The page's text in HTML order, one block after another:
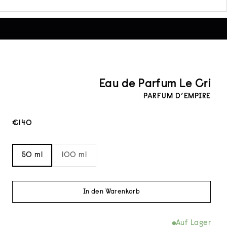
Eau de Parfum Le Cri
PARFUM D’EMPIRE
Angebot
€140
50 ml 100 ml
In den Warenkorb
Auf Lager